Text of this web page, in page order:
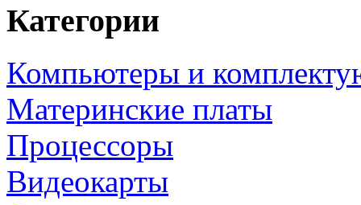
Категории
Компьютеры и
Материнские платы
Процессоры
Видеокарты